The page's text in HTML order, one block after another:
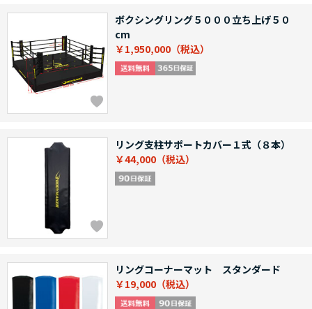
ボクシングリング５０００立ち上げ５０
cm
￥1,950,000
リング支柱サポートカバー１式（８本）
￥44,000
リングコーナーマット スタンダード
￥19,000